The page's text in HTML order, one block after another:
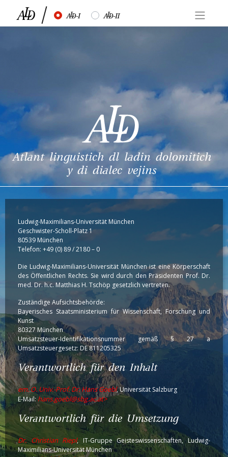
½ ¾
Atlant linguistich dl ladin dolomitich
y di dialec vejins
Ludwig-Maximilians-Universität München
Geschwister-Scholl-Platz 1
80539 München
Telefon: +49 (0) 89 / 2180 – 0
Die Ludwig-Maximilians-Universität München ist eine Körperschaft
des Öffentlichen Rechts. Sie wird durch den Präsidenten Prof. Dr.
med. Dr. h.c. Matthias H. Tschöp gesetzlich vertreten.
Zuständige Aufsichtsbehörde:
Bayerisches Staatsministerium für Wissenschaft, Forschung und
Kunst
80327 München
Umsatzsteuer-Identifikationsnummer gemäß § 27 a
Umsatzsteuergesetz: DE 811205325
Verantwortlich für den Inhalt
em. O. Univ.-Prof. Dr. Hans Goebl, Universität Salzburg
E-Mail:hans.goebl@sbg.ac.at>
Verantwortlich für die Umsetzung
Dr. Christian Riepl, IT-Gruppe Geisteswissenschaften, Ludwig-
Maximilians-Universität München